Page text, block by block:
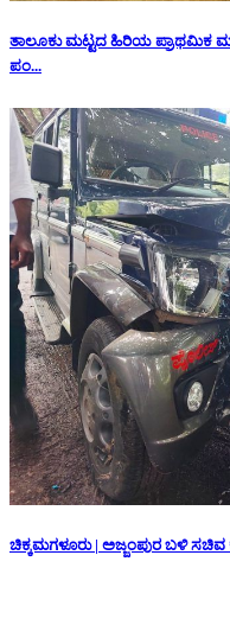
ತಾಲೂಕು ಮಟ್ಟದ ಹಿರಿಯ ಪ್ರಾಥಮಿಕ
ಪಂ...
ಚಿಕ್ಕಮಗಳೂರು | ಅಜ್ಜಂಪುರ ಬಳಿ